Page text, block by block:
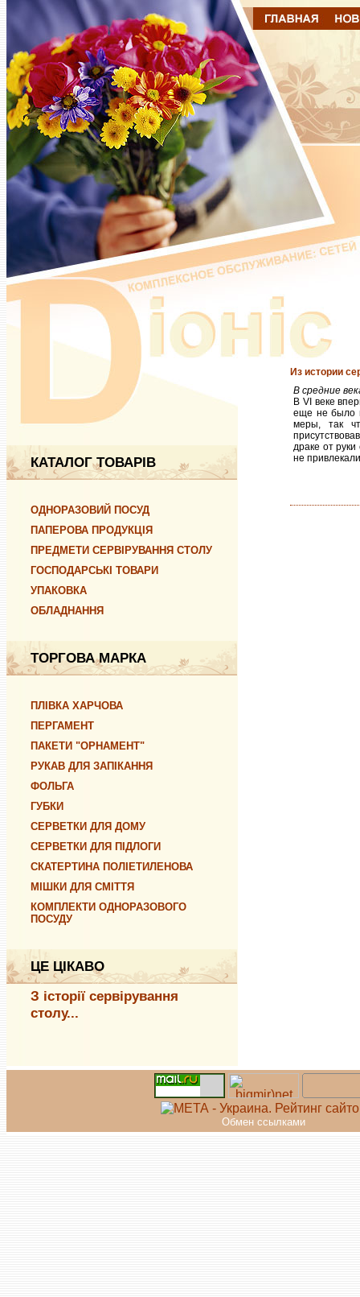
КАТАЛОГ ТОВАРІВ
ОДНОРАЗОВИЙ ПОСУД
ПАПЕРОВА ПРОДУКЦІЯ
ПРЕДМЕТИ СЕРВІРУВАННЯ СТОЛУ
ГОСПОДАРСЬКІ ТОВАРИ
УПАКОВКА
ОБЛАДНАННЯ
ТОРГОВА МАРКА
ПЛІВКА ХАРЧОВА
ПЕРГАМЕНТ
ПАКЕТИ "ОРНАМЕНТ"
РУКАВ ДЛЯ ЗАПІКАННЯ
ФОЛЬГА
ГУБКИ
СЕРВЕТКИ ДЛЯ ДОМУ
СЕРВЕТКИ ДЛЯ ПІДЛОГИ
СКАТЕРТИНА ПОЛІЕТИЛЕНОВА
МІШКИ ДЛЯ СМІТТЯ
КОМПЛЕКТИ ОДНОРАЗОВОГО
ПОСУДУ
ЦЕ ЦІКАВО
З історії сервірування
столу...
Из истории
В средние
В VI веке
еще не было
меры, так
драке от
не
Обмен ссылками